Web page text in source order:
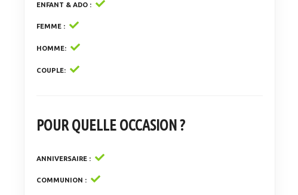
ENFANT & ADO
FEMME
HOMME
COUPLE
POUR QUELLE OCCASION ?
ANNIVERSAIRE
COMMUNION